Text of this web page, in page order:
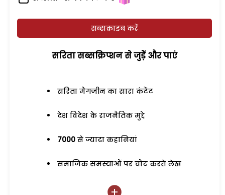
सब्सक्राइब करें
सरिता सब्सक्रिप्शन से जुड़ेें और पाएं
सरिता मैगजीन का सारा कंटेंट
देश विदेश के राजनैतिक मुद्दे
7000 से ज्यादा कहानियां
समाजिक समस्याओं पर चोट करते लेख